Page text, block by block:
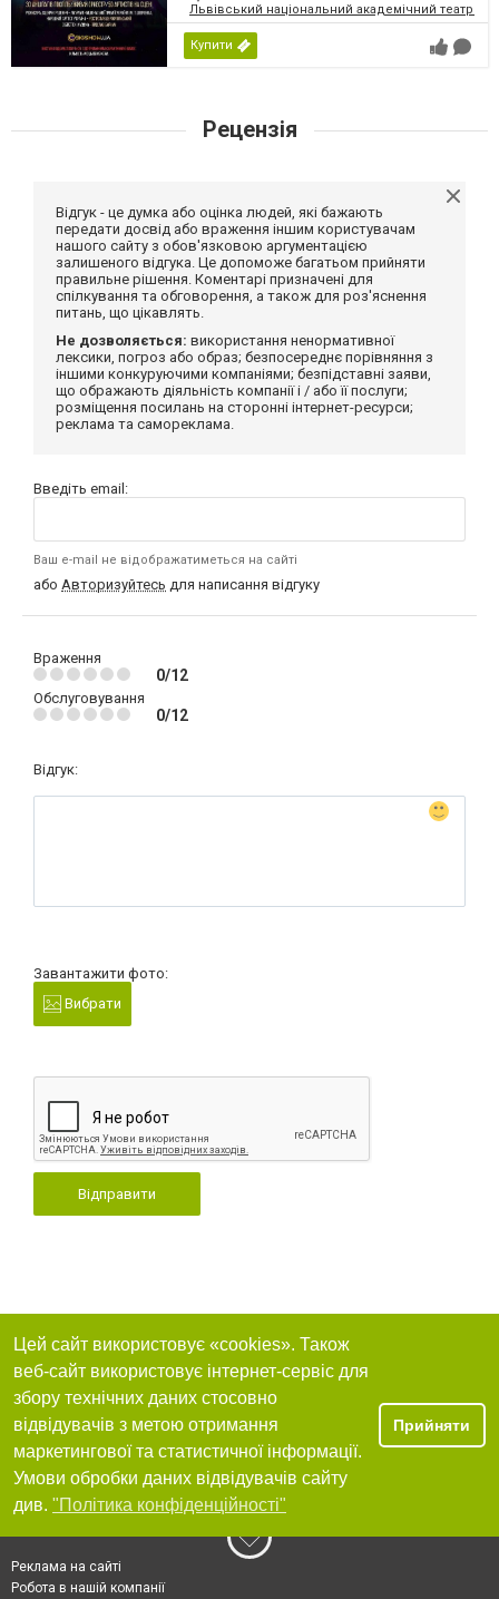
Львівський національний академічний театр
Купити
Рецензія
Відгук - це думка або оцінка людей, які бажають
передати досвід або враження іншим користувачам
нашого сайту з обов'язковою аргументацією
залишеного відгука. Це допоможе багатьом прийняти
правильне рішення. Коментарі призначені для
спілкування та обговорення, а також для роз'яснення
питань, що цікавлять.
Не дозволяється: використання ненормативної
лексики, погроз або образ; безпосереднє порівняння з
іншими конкуруючими компаніями; безпідставні заяви,
що ображають діяльність компанії і / або її послуги;
розміщення посилань на сторонні інтернет-ресурси;
реклама та самореклама.
Введіть email:
Ваш e-mail не відображатиметься на сайті
або Авторизуйтесь для написання відгуку
Враження
0/12
Обслуговування
0/12
Відгук:
Завантажити фото:
Вибрати
Відправити
Цей сайт використовує «cookies». Також
веб-сайт використовує інтернет-сервіс для
збору технічних даних стосовно
відвідувачів з метою отримання
маркетингової та статистичної інформації.
Умови обробки даних відвідувачів сайту
див. "Політика конфіденційності"
Прийняти
Реклама на сайті
Робота в нашій компанії